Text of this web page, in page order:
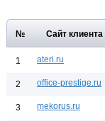
№ Сайт клиента
1 ateri.ru
2 office-prestige.ru
3 mekorus.ru